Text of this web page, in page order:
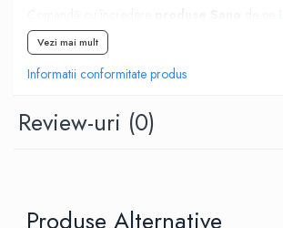
Shop!Livrare rapidă
Vezi mai mult
Informatii conformitate produs
Review-uri (0)
Produse Alternative